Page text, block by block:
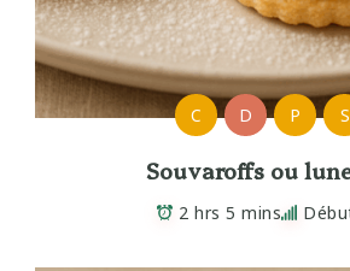
C D P S
Souvaroffs ou
2 hrs 5 mins